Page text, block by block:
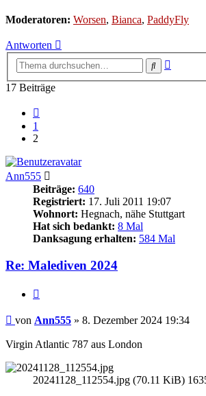
Moderatoren: Worsen, Bianca, PaddyFly
Antworten
Suche
17 Beiträge
1
2
Ann555
Beiträge: 640
Registriert: 17. Juli 2011 19:07
Wohnort: Hegnach, nähe Stuttgart
Hat sich bedankt: 8 Mal
Danksagung erhalten: 584 Mal
Re: Malediven 2024
Beitrag
von Ann555 » 8. Dezember 2024 19:34
Virgin Atlantic 787 aus London
20241128_112554.jpg (70.11 KiB)